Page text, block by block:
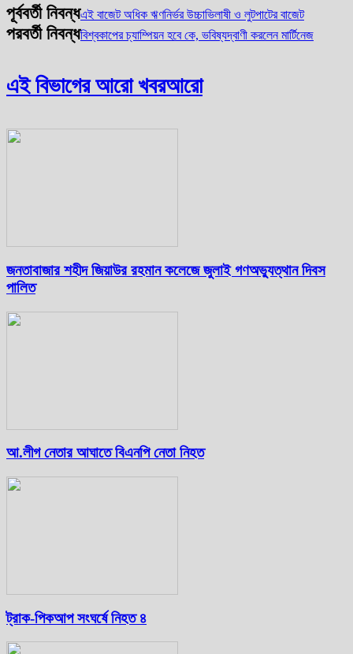
পূর্ববর্তী নিবন্ধএই বাজেট অধিক ঋণনির্ভর উচ্চাভিলাষী ও লুটপাটের বাজেট
পরবর্তী নিবন্ধবিশ্বকাপের চ্যাম্পিয়ন হবে কে, ভবিষ্যদ্বাণী করলেন মার্টিনেজ
এই বিভাগের আরো খবরআরো
জনতাবাজার শহীদ জিয়াউর রহমান কলেজে জুলাই গণঅভ্যুত্থান দিবস
পালিত
আ.লীগ নেতার আঘাতে বিএনপি নেতা নিহত
ট্রাক-পিকআপ সংঘর্ষে নিহত ৪